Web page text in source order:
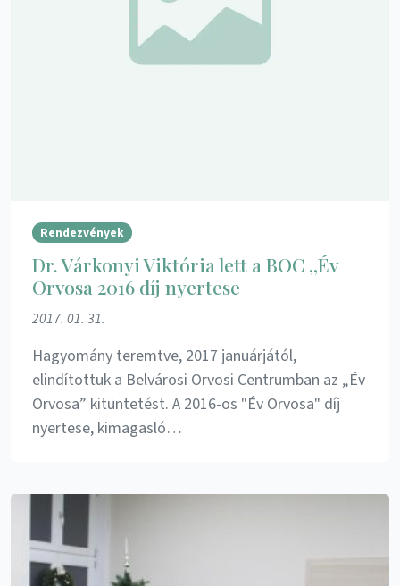
Rendezvények
Dr. Várkonyi Viktória lett a BOC ,,Év
Orvosa 2016 díj nyertese
2017. 01. 31.
Hagyomány teremtve, 2017 januárjától,
elindítottuk a Belvárosi Orvosi Centrumban az „Év
Orvosa” kitüntetést. A 2016-os "Év Orvosa" díj
nyertese, kimagasló…